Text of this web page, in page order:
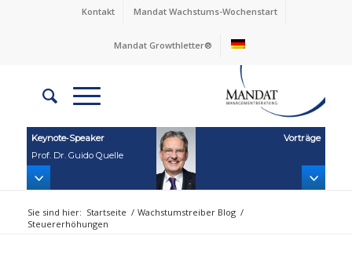
Kontakt Mandat Wachstums-Wochenstart
Mandat Growthletter®
Keynote‑Speaker
Prof. Dr. Guido Quelle
Vorträge
Sie sind hier: Startseite / Wachstumstreiber Blog /
Steuererhöhungen